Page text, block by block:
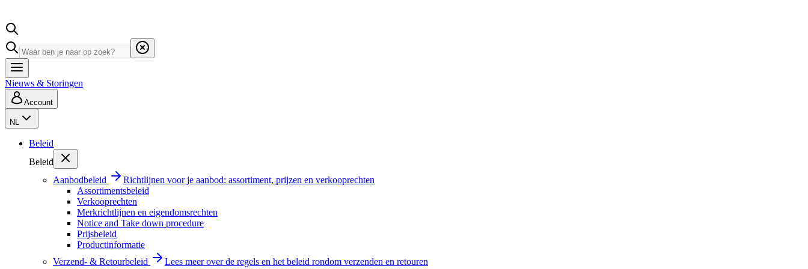
Nieuws & Storingen
Account
NL
Beleid
Beleid
Aanbodbeleid
Richtlijnen voor je aanbod: assortiment, prijzen en verkooprechten
Assortimentsbeleid
Verkooprechten
Merkrichtlijnen en eigendomsrechten
Notice and Take down procedure
Prijsbeleid
Productinformatie
Verzend- & Retourbeleid
Lees meer over de regels en het beleid rondom verzenden en retouren